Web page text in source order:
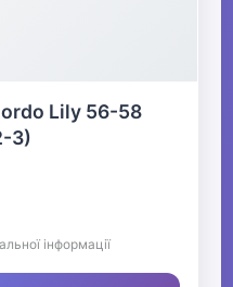
Lily 56-58
3)
інформації